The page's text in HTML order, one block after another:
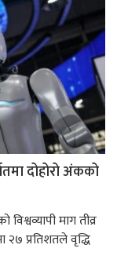
दोहोरो अंकको
माग तीव्र
२७ प्रतिशतले वृद्धि